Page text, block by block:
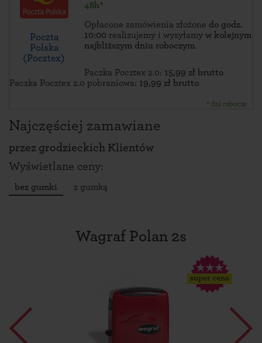
Poczta
Polska
(Pocztex)
48h*
Opłacone zamówienia złożone do godz.
10:00 realizujemy i wysyłamy w kolejnym
najbliższym dniu roboczym.
Paczka Pocztex 2.0: 15,99 zł brutto
Paczka Pocztex 2.0 pobraniowa: 19,99 zł brutto
* dni robocze
Najczęściej zamawiane
przez grodzieckich Klientów
Wyświetlane ceny:
bez gumki z gumką
Wagraf Polan 2s
super cena